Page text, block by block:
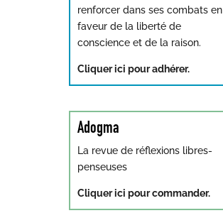
renforcer dans ses combats en
faveur de la liberté de
conscience et de la raison.
Cliquer ici pour adhérer.
Adogma
La revue de réflexions libres-
penseuses
Cliquer ici pour commander.